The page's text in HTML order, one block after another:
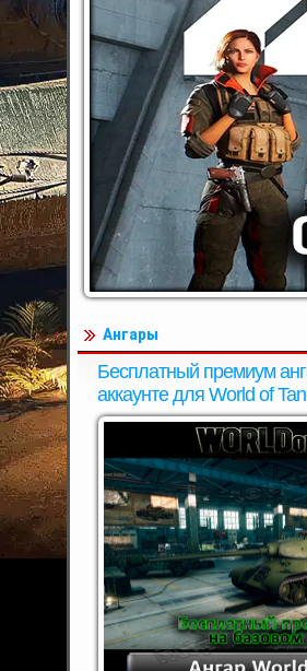
Ангары
Бесплатный премиум
аккаунте для World of